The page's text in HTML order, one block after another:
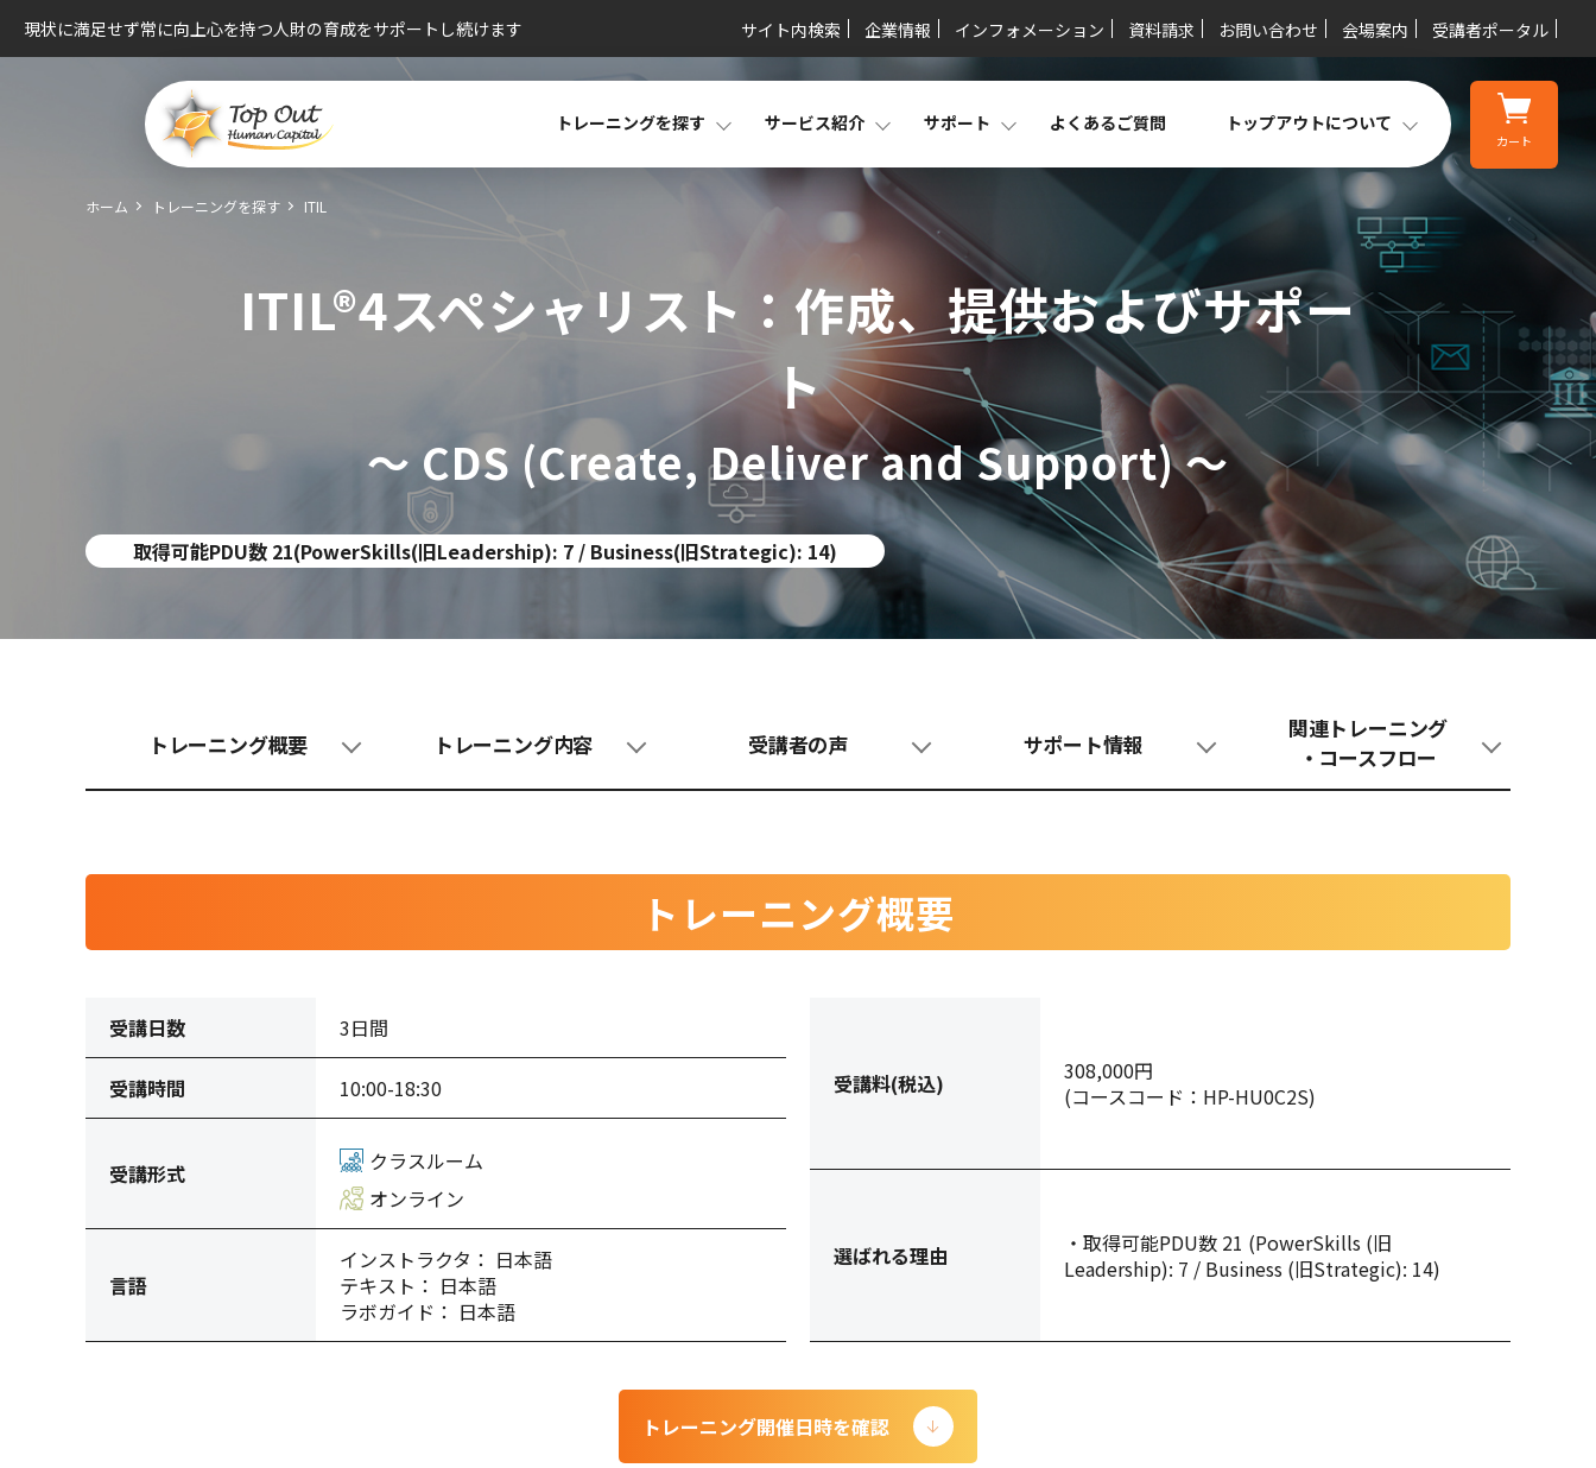
現状に満足せず常に向上心を持つ人財の育成をサポートし続けます サイト内検索 企業情報 インフォメーション 資料請求 お問い合わせ 会場案内 受講者ポータル
トレーニングを探す サービス紹介 サポート よくあるご質問 トップアウトについて
カート
ホーム トレーニングを探す ITIL
ITIL®4スペシャリスト：作成、提供およびサポー
ト
～ CDS (Create, Deliver and Support) ～
取得可能PDU数 21(PowerSkills(旧Leadership): 7 / Business(旧Strategic): 14)
トレーニング概要 トレーニング内容 受講者の声 サポート情報
関連トレーニング
・コースフロー
トレーニング概要
受講日数 3日間
受講時間 10:00-18:30
受講形式
クラスルーム
オンライン
言語
インストラクタ： 日本語
テキスト： 日本語
ラボガイド： 日本語
受講料(税込)
308,000円
(コースコード：HP-HU0C2S)
選ばれる理由
・取得可能PDU数 21 (PowerSkills (旧
Leadership): 7 / Business (旧Strategic): 14)
トレーニング開催日時を確認